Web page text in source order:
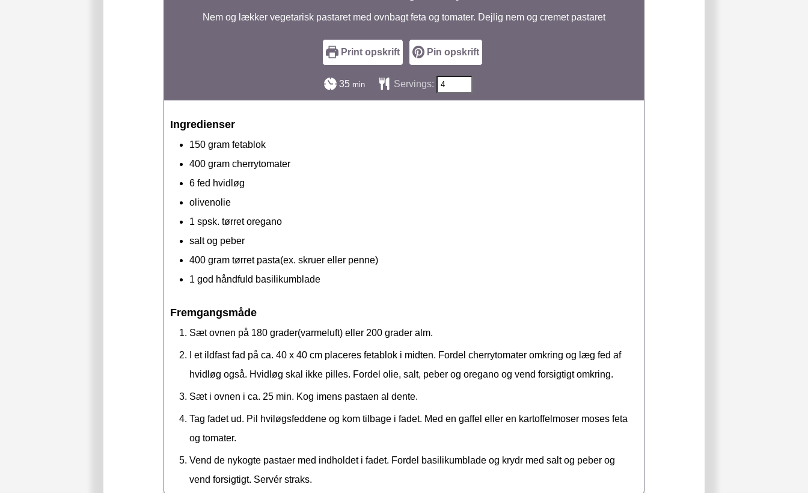
Nem og lækker vegetarisk pastaret med ovnbagt feta og tomater. Dejlig nem og cremet pastaret
Print opskrift Pin opskrift
35minutter
min Servings:
Ingredienser
150 gram fetablok
400 gram cherrytomater
6 fed hvidløg
olivenolie
1 spsk. tørret oregano
salt og peber
400 gram tørret pasta(ex. skruer eller penne)
1 god håndfuld basilikumblade
Fremgangsmåde
Sæt ovnen på 180 grader(varmeluft) eller 200 grader alm.
I et ildfast fad på ca. 40 x 40 cm placeres fetablok i midten. Fordel cherrytomater omkring og læg fed af
hvidløg også. Hvidløg skal ikke pilles. Fordel olie, salt, peber og oregano og vend forsigtigt omkring.
Sæt i ovnen i ca. 25 min. Kog imens pastaen al dente.
Tag fadet ud. Pil hviløgsfeddene og kom tilbage i fadet. Med en gaffel eller en kartoffelmoser moses feta
og tomater.
Vend de nykogte pastaer med indholdet i fadet. Fordel basilikumblade og krydr med salt og peber og
vend forsigtigt. Servér straks.